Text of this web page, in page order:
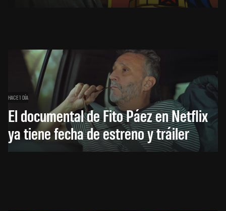
HACE 1 DÍA
El documental de Fito Páez en Netflix
ya tiene fecha de estreno y tráiler